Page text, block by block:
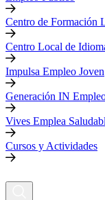
Centro de Formación
Centro Local de
Impulsa Empleo Joven
Generación IN
Vives Emplea
Cursos y Actividades